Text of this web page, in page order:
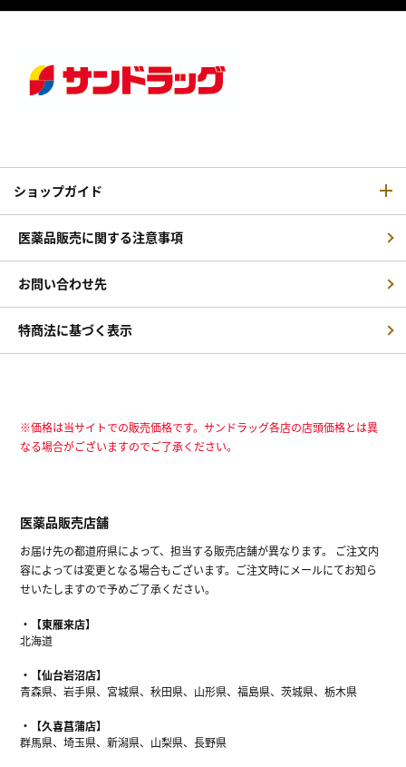
ショップガイド
医薬品販売に関する注意事項
お問い合わせ先
特商法に基づく表示
※価格は当サイトでの販売価格です。サンドラッグ各店の店頭価格とは異
なる場合がございますのでご了承ください。
医薬品販売店舗
お届け先の都道府県によって、担当する販売店舗が異なります。 ご注文内
容によっては変更となる場合もございます。ご注文時にメールにてお知ら
せいたしますので予めご了承ください。
【東雁来店】
北海道
【仙台岩沼店】
青森県、岩手県、宮城県、秋田県、山形県、福島県、茨城県、栃木県
【久喜菖蒲店】
群馬県、埼玉県、新潟県、山梨県、長野県